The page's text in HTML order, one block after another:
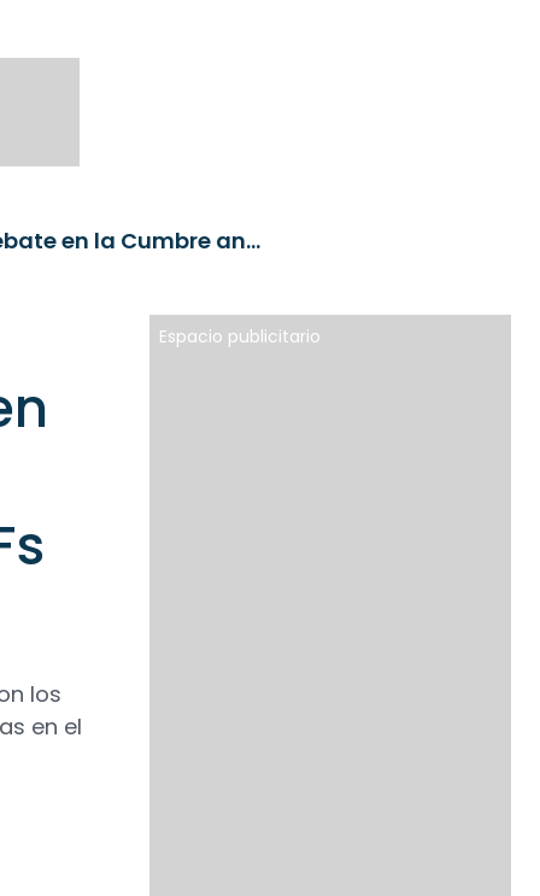
Niveles de tasa y su impacto en los portafolios: el debate en la Cumbre anual de índices y ETFs en México
los
en el
Espacio publicitario